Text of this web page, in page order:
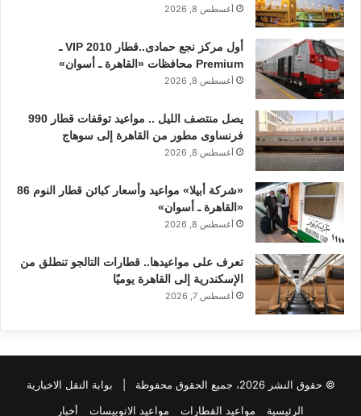
أغسطس 8, 2026
أول مركز نجع حمادى..قطار 2010 VIP ـ
Premium محافظات «القاهرة ـ أسوان»
أغسطس 8, 2026
يصل منتصف الليل .. مواعيد توقفات قطار 990
فرنساوى مطور من القاهرة إلى سوهاج
أغسطس 8, 2026
«شركة أبيلا» مواعيد وأسعار كبائن قطار النوم 86
«القاهرة ـ أسوان»
أغسطس 8, 2026
تعرف على مواعيدها.. قطارات التالجو تنطلق من
الإسكندرية إلى القاهرة يوميًا
أغسطس 7, 2026
© حقوق النشر 2026، جميع الحقوق محفوظة |
بوابة النقل الاخبارية
الرئيسية
مواعيد القطارات مواعيد الاتوبيسات أخبار